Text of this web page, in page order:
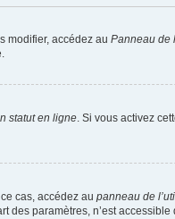
modifier, accédez au Panneau de
statut en ligne. Si vous activez
cas, accédez au panneau de
paramètres, n’est